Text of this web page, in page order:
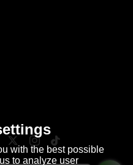
with the best possible
to analyze user